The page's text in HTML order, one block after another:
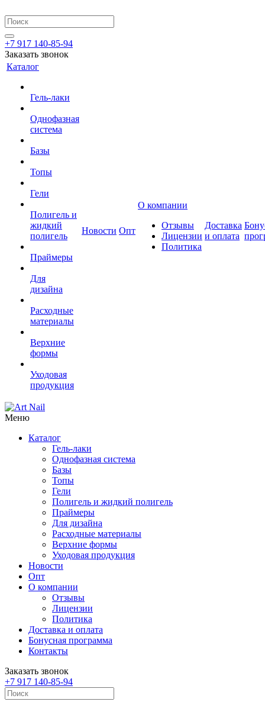
+7 917 140-85-94
Заказать звонок
Каталог
Гель-лаки
Однофазная
система
Базы
Топы
Гели
Полигель и
жидкий
полигель
Праймеры
Для
дизайна
Расходные
материалы
Верхние
формы
Уходовая
продукция
Новости Опт
О компании
Отзывы
Лицензии
Политика
Доставка
и оплата
Меню
Каталог
Гель-лаки
Однофазная система
Базы
Топы
Гели
Полигель и жидкий полигель
Праймеры
Для дизайна
Расходные материалы
Верхние формы
Уходовая продукция
Новости
Опт
О компании
Отзывы
Лицензии
Политика
Доставка и оплата
Бонусная программа
Контакты
Заказать звонок
+7 917 140-85-94